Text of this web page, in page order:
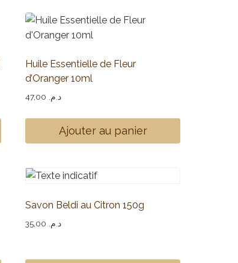
Huile Essentielle de Fleur
d’Oranger 10ml
د.م.
Ajouter au panier
Savon Beldi au Citron 150g
د.م.